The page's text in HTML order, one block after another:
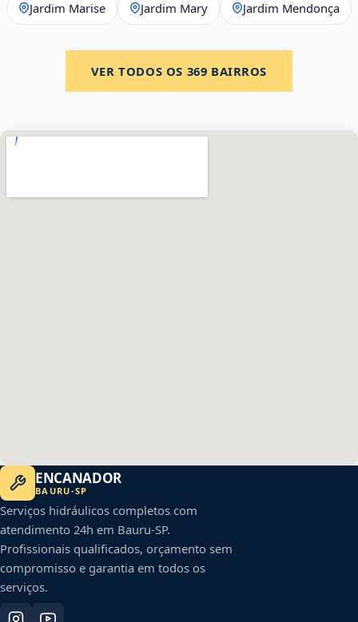
Jardim Marise Jardim Mary Jardim Mendonça
VER TODOS OS 369 BAIRROS
ENCANADOR
BAURU-SP
Serviços hidráulicos completos com
atendimento 24h em Bauru-SP.
Profissionais qualificados, orçamento sem
compromisso e garantia em todos os
serviços.